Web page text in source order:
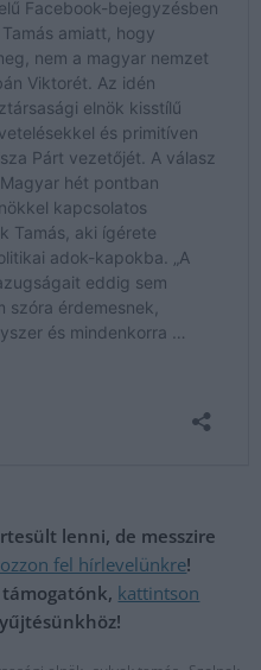
lenni, de messzire
fel hírlevelünkre!
kattintson